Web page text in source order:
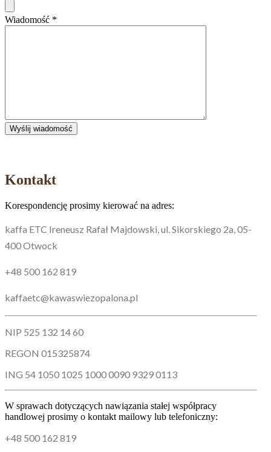
Wiadomość *
Kontakt
Korespondencję prosimy kierować na adres:
kaffa ETC Ireneusz Rafał Majdowski, ul. Sikorskiego 2a, 05-
400 Otwock
+48 500 162 819
kaffaetc@kawaswiezopalona.pl
NIP 525 132 14 60
REGON 015325874
ING 54 1050 1025 1000 0090 9329 0113
W sprawach dotyczących nawiązania stałej współpracy
handlowej prosimy o kontakt mailowy lub telefoniczny:
+48 500 162 819